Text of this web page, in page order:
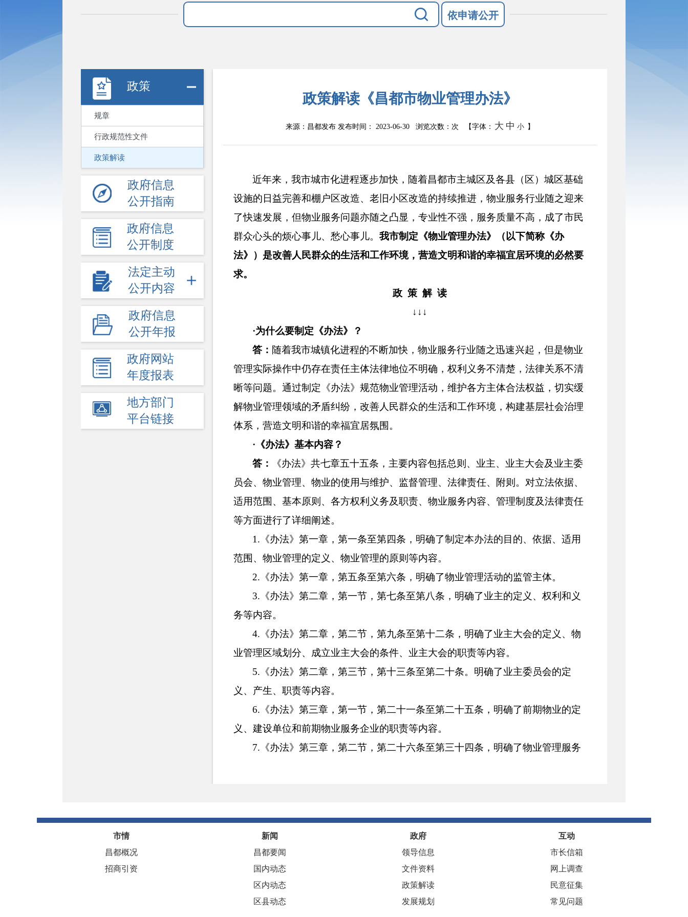
依申请公开
政策
规章
行政规范性文件
政策解读
政府信息
公开指南
政府信息
公开制度
法定主动
公开内容
政府信息
公开年报
政府网站
年度报表
地方部门
平台链接
政策解读《昌都市物业管理办法》
来源：昌都发布 发布时间： 2023-06-30 浏览次数： 次 【字体： 大 中 小 】
近年来，我市城市化进程逐步加快，随着昌都市主城区及各县（区）城区基础
设施的日益完善和棚户区改造、老旧小区改造的持续推进，物业服务行业随之迎来
了快速发展，但物业服务问题亦随之凸显，专业性不强，服务质量不高，成了市民
群众心头的烦心事儿、愁心事儿。 我市制定《物业管理办法》（以下简称《办
法》）是改善人民群众的生活和工作环境，营造文明和谐的幸福宜居环境的必然要
求。
政 策 解 读
↓↓↓
·为什么要制定《办法》？
答： 随着我市城镇化进程的不断加快，物业服务行业随之迅速兴起，但是物业
管理实际操作中仍存在责任主体法律地位不明确，权利义务不清楚，法律关系不清
晰等问题。通过制定《办法》规范物业管理活动，维护各方主体合法权益，切实缓
解物业管理领域的矛盾纠纷，改善人民群众的生活和工作环境，构建基层社会治理
体系，营造文明和谐的幸福宜居氛围。
· 《办法》基本内容？
答：
《办法》共七章五十五条，主要内容包括总则、业主、业主大会及业主委
员会、物业管理、物业的使用与维护、监督管理、法律责任、附则。对立法依据、
适用范围、基本原则、各方权利义务及职责、物业服务内容、管理制度及法律责任
等方面进行了详细阐述。
1.《办法》第一章，第一条至第四条，明确了制定本办法的目的、依据、适用
范围、物业管理的定义、物业管理的原则等内容。
2.《办法》第一章，第五条至第六条，明确了物业管理活动的监管主体。
3.《办法》第二章，第一节，第七条至第八条，明确了业主的定义、权利和义
务等内容。
4.《办法》第二章，第二节，第九条至第十二条，明确了业主大会的定义、物
业管理区域划分、成立业主大会的条件、业主大会的职责等内容。
5.《办法》第二章，第三节，第十三条至第二十条。明确了业主委员会的定
义、产生、职责等内容。
6.《办法》第三章，第一节，第二十一条至第二十五条，明确了前期物业的定
义、建设单位和前期物业服务企业的职责等内容。
7.《办法》第三章，第二节，第二十六条至第三十四条，明确了物业管理服务
9.《办法》第五章，第四十六条至第五十条，明确了市、县（区）有关部门、
乡（镇）人民政府和物业联席会议等部门监督管理责任。
法律责任。
11.《办法》第七章，第五十五条，明确了本办法的解释权及施行日期。
市情
昌都概况
招商引资
新闻
昌都要闻
国内动态
区内动态
区县动态
政府
领导信息
文件资料
政策解读
发展规划
互动
市长信箱
网上调查
民意征集
常见问题